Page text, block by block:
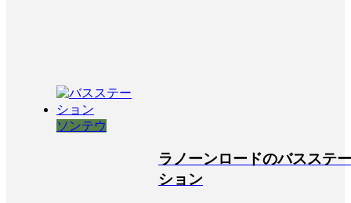
ソンテウ
ラノーンロードのバスステー
ション